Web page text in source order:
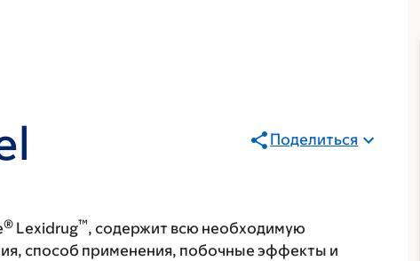
Поделиться
® Lexidrug™, содержит всю необходимую
способ применения, побочные эффекты и